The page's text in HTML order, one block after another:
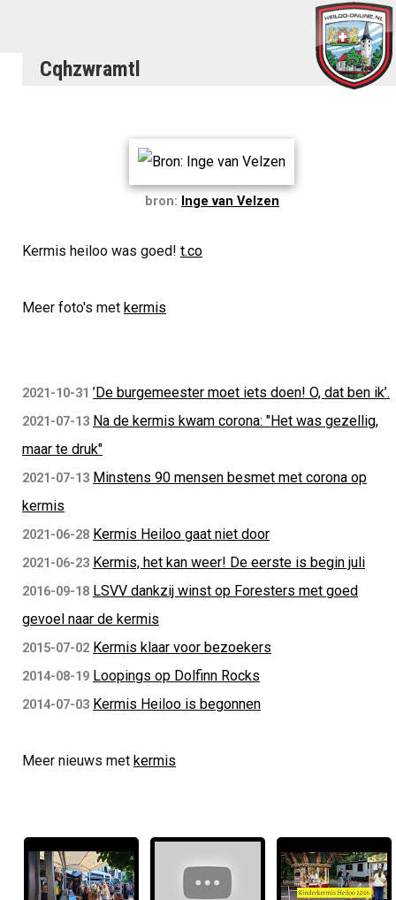
Cqhzwramtl
bron: Inge van Velzen
Kermis heiloo was goed! t.co
Meer foto's met kermis
2021-10-31 ’De burgemeester moet iets doen! O, dat ben ik’.
2021-07-13 Na de kermis kwam corona: "Het was gezellig,
maar te druk"
2021-07-13 Minstens 90 mensen besmet met corona op
kermis
2021-06-28 Kermis Heiloo gaat niet door
2021-06-23 Kermis, het kan weer! De eerste is begin juli
2016-09-18 LSVV dankzij winst op Foresters met goed
gevoel naar de kermis
2015-07-02 Kermis klaar voor bezoekers
2014-08-19 Loopings op Dolfinn Rocks
2014-07-03 Kermis Heiloo is begonnen
Meer nieuws met kermis